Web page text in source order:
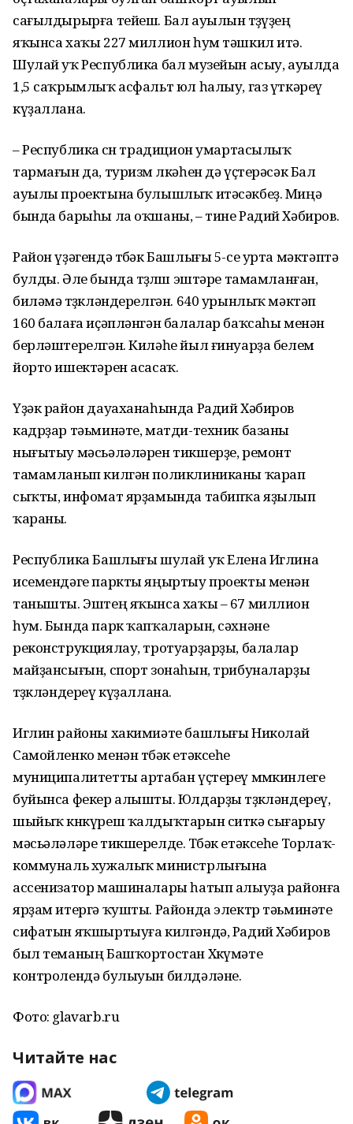
сағылдырырға тейеш. Бал ауылын төҙөүҙең
яҡынса хаҡы 227 миллион һум тәшкил итә.
Шулай уҡ Республика бал музейын асыу, ауылда
1,5 саҡрымлыҡ асфальт юл һалыу, газ үткәреү
күҙаллана.
– Республика өсөн традицион умартасылыҡ
тармағын да, туризм өлкәһен дә үҫтерәсәк Бал
ауылы проектына булышлыҡ итәсәкбеҙ. Миңә
бында барыһы ла оҡшаны, – тине Радий Хәбиров.
Район үҙәгендә төбәк Башлығы 5-се урта мәктәптә
булды. Әле бында төҙөлөш эштәре тамамланған,
биләмә төҙөкләндерелгән. 640 урынлыҡ мәктәп
160 балаға иҫәпләнгән балалар баҡсаһы менән
берләштерелгән. Киләһе йыл ғинуарҙа белем
йорто ишектәрен асасаҡ.
Үҙәк район дауаханаһында Радий Хәбиров
кадрҙар тәьминәте, матди-техник базаны
нығытыу мәсьәләләрен тикшерҙе, ремонт
тамамланып килгән поликлиниканы ҡарап
сыҡты, инфомат ярҙамында табипҡа яҙылып
ҡараны.
Республика Башлығы шулай уҡ Елена Иглина
исемендәге паркты яңыртыу проекты менән
танышты. Эштең яҡынса хаҡы – 67 миллион
һум. Бында парк ҡапҡаларын, сәхнәне
реконструкциялау, тротуарҙарҙы, балалар
майҙансығын, спорт зонаһын, трибуналарҙы
төҙөкләндереү күҙаллана.
Иглин районы хакимиәте башлығы Николай
Самойленко менән төбәк етәксеһе
муниципалитетты артабан үҫтереү мөмкинлеге
буйынса фекер алышты. Юлдарҙы төҙөкләндереү,
шыйыҡ көнкүреш ҡалдыҡтарын ситкә сығарыу
мәсьәләләре тикшерелде. Төбәк етәксеһе Торлаҡ-
коммуналь хужалыҡ министрлығына
ассенизатор машиналары һатып алыуҙа районға
ярҙам итергә ҡушты. Районда электр тәьминәте
сифатын яҡшыртыуға килгәндә, Радий Хәбиров
был теманың Башҡортостан Хөкүмәте
контролендә булыуын билдәләне.
Фото: glavarb.ru
Читайте нас